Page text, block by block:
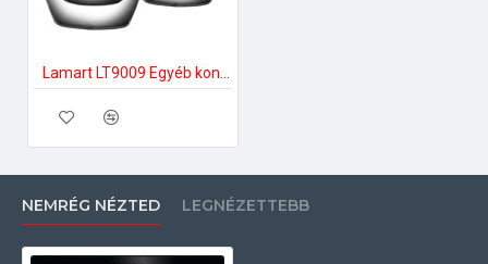
NEMRÉG NÉZTED LEGNÉZETTEBB